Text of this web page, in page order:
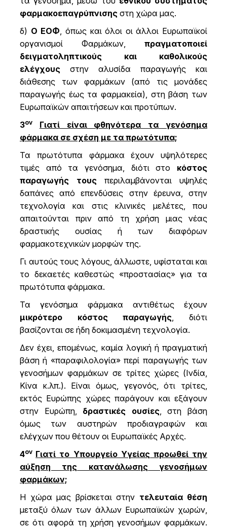
φαρμακοεπαγρύπνισης στη χώρα μας.
δ) Ο ΕΟΦ , όπως και όλοι οι άλλοι Ευρωπαϊκοί
οργανισμοί Φαρμάκων, πραγματοποιεί
δειγματοληπτικούς και καθολικούς
ελέγχους στην αλυσίδα παραγωγής και
διάθεσης των φαρμάκων (από τις μονάδες
παραγωγής έως τα φαρμακεία), στη βάση των
Ευρωπαϊκών απαιτήσεων και προτύπων.
3ον
Γιατί είναι φθηνότερα τα γενόσημα
φάρμακα σε σχέση με τα πρωτότυπα;
Τα πρωτότυπα φάρμακα έχουν υψηλότερες
τιμές από τα γενόσημα, διότι στο κόστος
παραγωγής τους περιλαμβάνονται υψηλές
δαπάνες από επενδύσεις στην έρευνα, στην
τεχνολογία και στις κλινικές μελέτες, που
απαιτούνται πριν από τη χρήση μιας νέας
δραστικής ουσίας ή των διαφόρων
φαρμακοτεχνικών μορφών της.
Γι αυτούς τους λόγους, άλλωστε, υφίσταται και
το δεκαετές καθεστώς «προστασίας» για τα
πρωτότυπα φάρμακα.
Τα γενόσημα φάρμακα αντιθέτως έχουν
μικρότερο κόστος παραγωγής , διότι
βασίζονται σε ήδη δοκιμασμένη τεχνολογία.
Δεν έχει, επομένως, καμία λογική ή πραγματική
βάση ή «παραφιλολογία» περί παραγωγής των
γενοσήμων φαρμάκων σε τρίτες χώρες (Ινδία,
Κίνα κ.λπ.). Είναι όμως, γεγονός, ότι τρίτες,
εκτός Ευρώπης χώρες παράγουν και εξάγουν
στην Ευρώπη, δραστικές ουσίες, στη βάση
όμως των αυστηρών προδιαγραφών και
ελέγχων που θέτουν οι Ευρωπαϊκές Αρχές.
4ον Γιατί το Υπουργείο Υγείας προωθεί την
αύξηση της κατανάλωσης γενοσήμων
φαρμάκων;
Η χώρα μας βρίσκεται στην τελευταία θέση
μεταξύ όλων των άλλων Ευρωπαϊκών χωρών,
σε ότι αφορά τη χρήση γενοσήμων φαρμάκων.